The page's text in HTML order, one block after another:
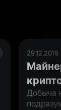
29.12.2019
Добыча